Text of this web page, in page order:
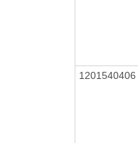
1201540406